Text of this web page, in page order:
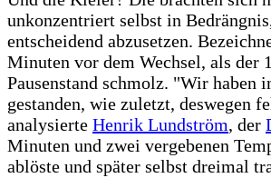
unkonzentriert selbst in
entscheidend abzusetzen.
Minuten vor dem Wechsel, als der
Pausenstand schmolz. "Wir haben
gestanden, wie zuletzt, deswegen
analysierte Henrik Lundström, der
Minuten und zwei vergebenen
ablöste und später selbst dreimal